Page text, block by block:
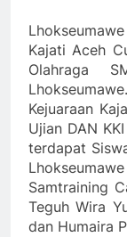
Kajati Aceh
Olahraga
Kejuaraan
Ujian DAN
terdapat
Samtraining
Teguh Wira
dan Humaira